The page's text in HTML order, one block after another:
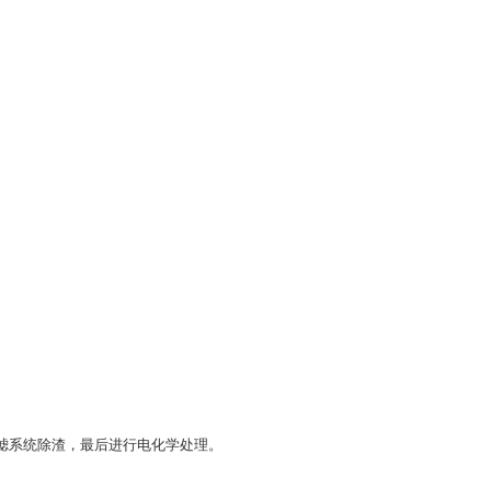
统除渣，最后进行电化学处理。